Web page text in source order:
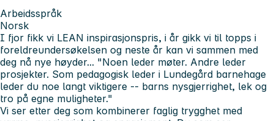
Arbeidsspråk
Norsk
I fjor fikk vi LEAN inspirasjonspris, i år gikk vi til topps i
foreldreundersøkelsen og neste år kan vi sammen med
deg nå nye høyder... "Noen leder møter. Andre leder
prosjekter. Som pedagogisk leder i Lundegård barnehage
leder du noe langt viktigere -- barns nysgjerrighet, lek og
tro på egne muligheter."
Vi ser etter deg som kombinerer faglig trygghet med